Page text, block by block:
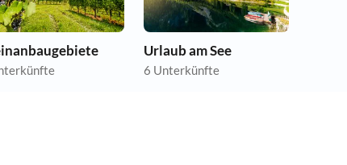
Urlaub am See
6 Unterkünfte